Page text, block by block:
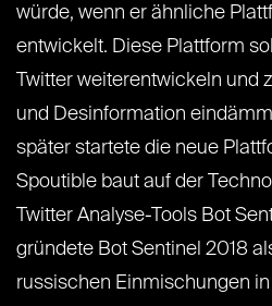
würde, wenn er ähnliche
entwickelt. Diese Plattform
Twitter weiterentwickeln und
und Desinformation
später startete die neue
Spoutible baut auf der
Twitter Analyse-Tools Bot
gründete Bot Sentinel 2018
russischen Einmischungen